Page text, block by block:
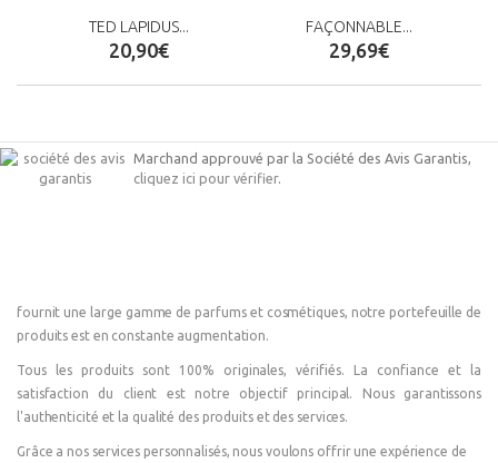
TED LAPIDUS...
20,90€
FAÇONNABLE...
29,69€
Marchand approuvé par la Société des Avis Garantis,
cliquez ici pour vérifier.
fournit une large gamme de parfums et cosmétiques, notre portefeuille de
produits est en constante augmentation.
Tous les produits sont 100% originales, vérifiés. La confiance et la
satisfaction du client est notre objectif principal. Nous garantissons
l'authenticité et la qualité des produits et des services.
Grâce a nos services personnalisés, nous voulons offrir une expérience de